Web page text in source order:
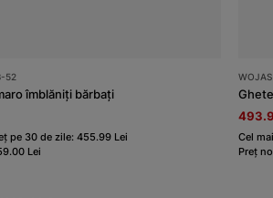
52
îmblăniți bărbați
pe 30 de zile: 455.99 Lei
Lei
Cel
Preț